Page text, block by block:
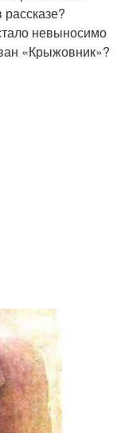
невыносимо
«Крыжовник»?